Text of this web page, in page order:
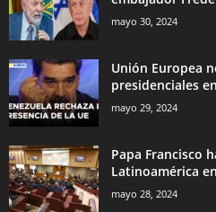
mayo 30, 2024
Unión Europea
presidenciales
mayo 29, 2024
Papa Francisco
Latinoamérica
mayo 28, 2024